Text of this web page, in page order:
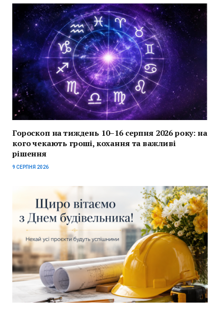
Гороскоп на тиждень 10–16 серпня 2026 року: на
кого чекають гроші, кохання та важливі
рішення
9 СЕРПНЯ 2026